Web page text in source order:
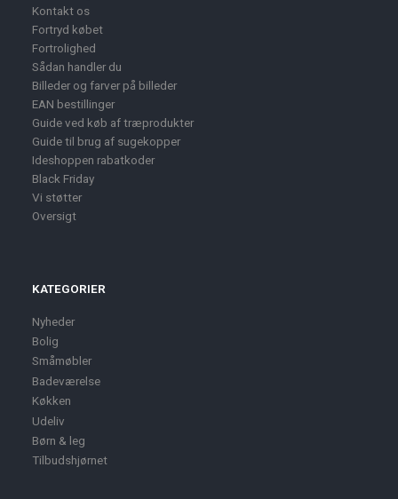
Kontakt os
Fortryd købet
Fortrolighed
Sådan handler du
Billeder og farver på billeder
EAN bestillinger
Guide ved køb af træprodukter
Guide til brug af sugekopper
Ideshoppen rabatkoder
Black Friday
Vi støtter
Oversigt
KATEGORIER
Nyheder
Bolig
Småmøbler
Badeværelse
Køkken
Udeliv
Børn & leg
Tilbudshjørnet